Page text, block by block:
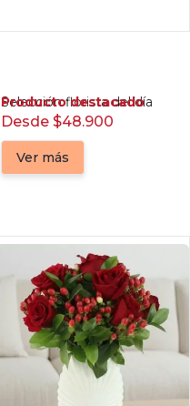
Producto destacado
Selección florista del día
Desde $48.900
Ver más